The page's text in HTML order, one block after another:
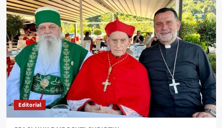
Editorial